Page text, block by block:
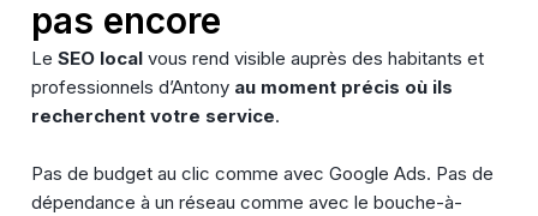
pas encore
Le SEO local vous rend visible auprès des habitants et
professionnels d’Antony au moment précis où ils
recherchent votre service.
Pas de budget au clic comme avec Google Ads. Pas de
dépendance à un réseau comme avec le bouche-à-